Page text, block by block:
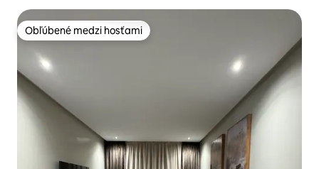
Obľúbené medzi hosťami
Obľúbené medzi hosťami